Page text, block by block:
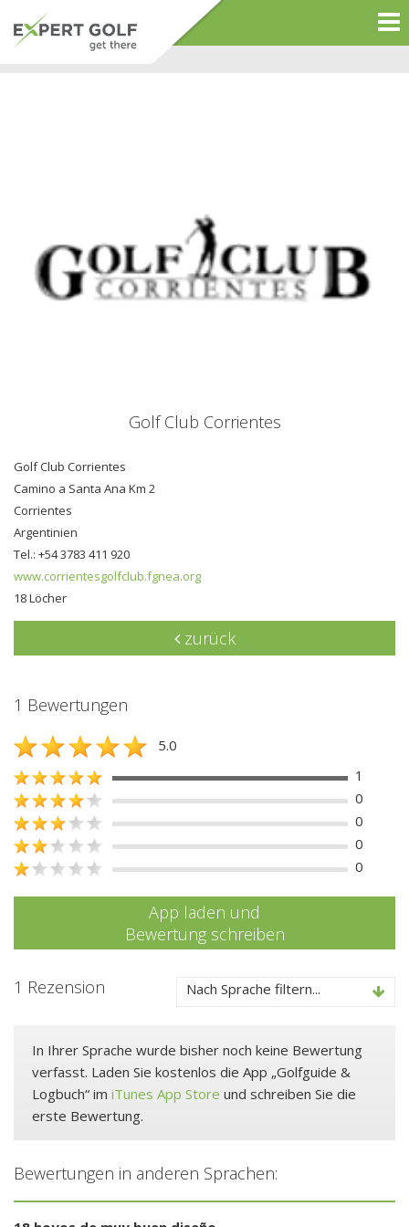
Golf Club Corrientes
Golf Club Corrientes
Camino a Santa Ana Km 2
Corrientes
Argentinien
Tel.: +54 3783 411 920
www.corrientesgolfclub.fgnea.org
18 Löcher
zurück
1 Bewertungen
5.0
1
0
0
0
0
App laden und
Bewertung schreiben
1 Rezension Nach Sprache filtern...
In Ihrer Sprache wurde bisher noch keine Bewertung
verfasst. Laden Sie kostenlos die App „Golfguide &
Logbuch“ im iTunes App Store und schreiben Sie die
erste Bewertung.
Bewertungen in anderen Sprachen: